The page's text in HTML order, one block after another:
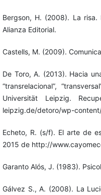
Bergson, H. (2008). La
Alianza Editorial.
Castells, M. (2009).
De Toro, A. (2013). Hacia
“transrelacional”,
Universität Leipzig.
leipzig.de/detoro/wp-
Echeto, R. (s/f). El arte de
2015 de http://
Garanto Alós, J. (1983).
Gálvez S., A. (2008). La